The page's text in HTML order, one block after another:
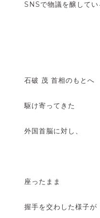
SNSで物議を醸して
石破 茂 首相のもとへ
駆け寄ってきた
外国首脳に対し、
座ったまま
握手を交わした様子が